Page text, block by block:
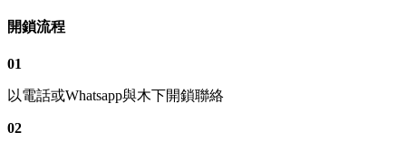
開鎖流程
01
以電話或Whatsapp與木下開鎖聯絡
02